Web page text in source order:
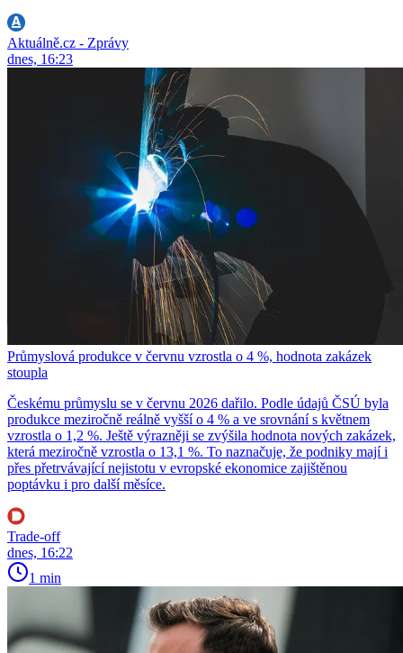
Aktuálně.cz - Zprávy
dnes, 16:23
Průmyslová produkce v červnu vzrostla o 4 %, hodnota zakázek
stoupla
Českému průmyslu se v červnu 2026 dařilo. Podle údajů ČSÚ byla
produkce meziročně reálně vyšší o 4 % a ve srovnání s květnem
vzrostla o 1,2 %. Ještě výrazněji se zvýšila hodnota nových zakázek,
která meziročně vzrostla o 13,1 %. To naznačuje, že podniky mají i
přes přetrvávající nejistotu v evropské ekonomice zajištěnou
poptávku i pro další měsíce.
Trade-off
dnes, 16:22
1 min